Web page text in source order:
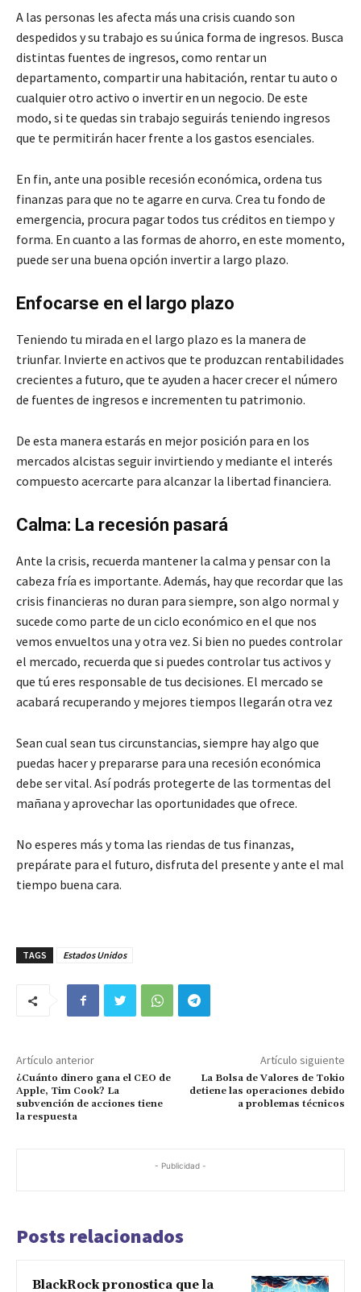
A las personas les afecta más una crisis cuando son
despedidos y su trabajo es su única forma de ingresos. Busca
distintas fuentes de ingresos, como rentar un
departamento, compartir una habitación, rentar tu auto o
cualquier otro activo o invertir en un negocio. De este
modo, si te quedas sin trabajo seguirás teniendo ingresos
que te permitirán hacer frente a los gastos esenciales.
En fin, ante una posible recesión económica, ordena tus
finanzas para que no te agarre en curva. Crea tu fondo de
emergencia, procura pagar todos tus créditos en tiempo y
forma. En cuanto a las formas de ahorro, en este momento,
puede ser una buena opción invertir a largo plazo.
Enfocarse en el largo plazo
Teniendo tu mirada en el largo plazo es la manera de
triunfar. Invierte en activos que te produzcan rentabilidades
crecientes a futuro, que te ayuden a hacer crecer el número
de fuentes de ingresos e incrementen tu patrimonio.
De esta manera estarás en mejor posición para en los
mercados alcistas seguir invirtiendo y mediante el interés
compuesto acercarte para alcanzar la libertad financiera.
Calma: La recesión pasará
Ante la crisis, recuerda mantener la calma y pensar con la
cabeza fría es importante. Además, hay que recordar que las
crisis financieras no duran para siempre, son algo normal y
sucede como parte de un ciclo económico en el que nos
vemos envueltos una y otra vez. Si bien no puedes controlar
el mercado, recuerda que si puedes controlar tus activos y
que tú eres responsable de tus decisiones. El mercado se
acabará recuperando y mejores tiempos llegarán otra vez
Sean cual sean tus circunstancias, siempre hay algo que
puedas hacer y prepararse para una recesión económica
debe ser vital. Así podrás protegerte de las tormentas del
mañana y aprovechar las oportunidades que ofrece.
No esperes más y toma las riendas de tus finanzas,
prepárate para el futuro, disfruta del presente y ante el mal
tiempo buena cara.
TAGS Estados Unidos
Artículo anterior
¿Cuánto dinero gana el CEO de
Apple, Tim Cook? La
subvención de acciones tiene
la respuesta
Artículo siguiente
La Bolsa de Valores de Tokio
detiene las operaciones debido
a problemas técnicos
- Publicidad -
Posts relacionados
BlackRock pronostica que la